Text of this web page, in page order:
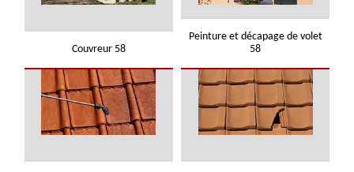
Couvreur 58
Peinture et décapage de volet
58